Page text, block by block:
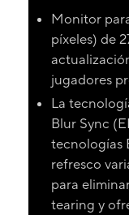
Monitor
píxeles) de
jugadores
La
Blur Sync
tecnologías
refresco
para
tearing y